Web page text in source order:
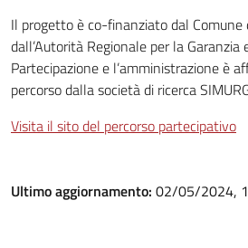
Il progetto è co-finanziato dal
dall’Autorità Regionale per la
Partecipazione e l’amministrazione è
percorso dalla società di ricerca
Visita il sito del percorso partecipativo
Ultimo aggiornamento: 02/05/2024,